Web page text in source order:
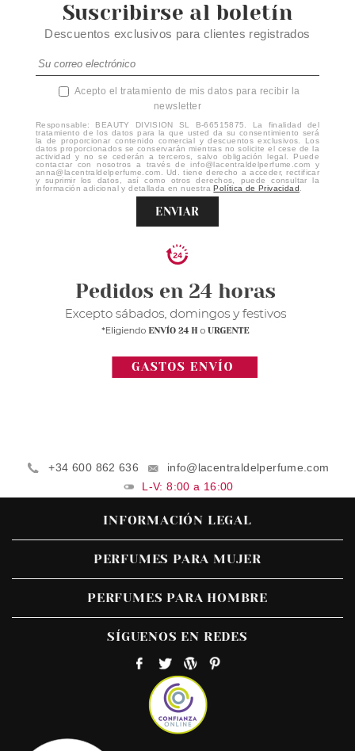
Suscribirse al boletín
Descuentos exclusivos para clientes registrados
Acepto el tratamiento de mis datos para recibir la
newsletter
Responsable: BEAUTY DIVISION SL B-66515875. La finalidad del
tratamiento de los datos para la que usted da su consentimiento será
la de proporcionar contenido comercial y descuentos exclusivos. Los
datos proporcionados se conservarán mientras no solicite el cese de la
actividad y no se cederán a terceros, salvo obligación legal. Puede
contactar con nosotros a través de info@lacentraldelperfume.com y
anna@lacentraldelperfume.com. Ud. tiene derecho a acceder, rectificar
y suprimir los datos, así como otros derechos, puede consultar la
información adicional y detallada en nuestra Política de Privacidad .
ENVIAR
+34 600 862 636
info@lacentraldelperfume.com
L-V: 8:00 a 16:00
INFORMACIÓN LEGAL
PERFUMES PARA MUJER
PERFUMES PARA HOMBRE
SÍGUENOS EN REDES